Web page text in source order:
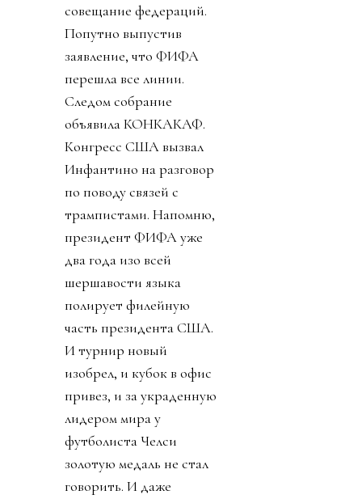
совещание федераций.
Попутно выпустив
заявление, что ФИФА
перешла все линии.
Следом собрание
объявила КОНКАКАФ.
Конгресс США вызвал
Инфантино на разговор
по поводу связей с
трампистами. Напомню,
президент ФИФА уже
два года изо всей
шершавости языка
полирует филейную
часть президента США.
И турнир новый
изобрел, и кубок в офис
привез, и за украденную
лидером мира у
футболиста Челси
золотую медаль не стал
говорить. И даже